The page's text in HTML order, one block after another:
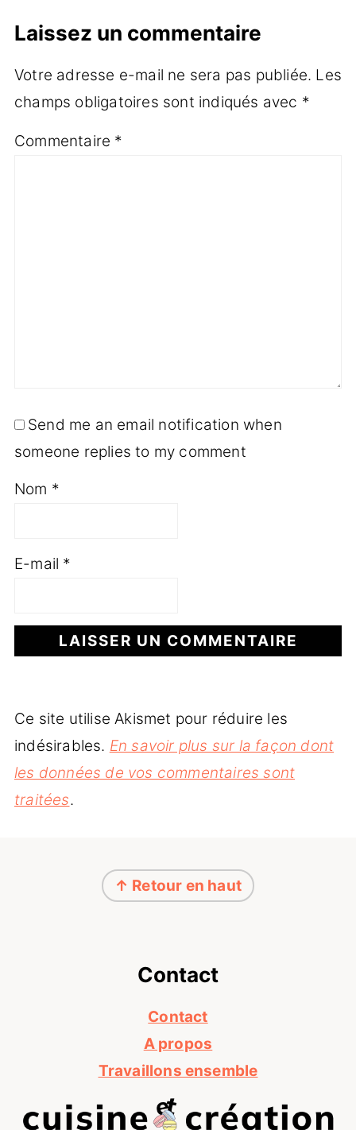
Laissez un commentaire
Votre adresse e-mail ne sera pas publiée. Les
champs obligatoires sont indiqués avec *
Commentaire *
Send me an email notification when
someone replies to my comment
Nom *
E-mail *
Ce site utilise Akismet pour réduire les
indésirables. En savoir plus sur la façon dont
les données de vos commentaires sont
traitées.
↑ Retour en haut
Contact
Contact
A propos
Travaillons ensemble